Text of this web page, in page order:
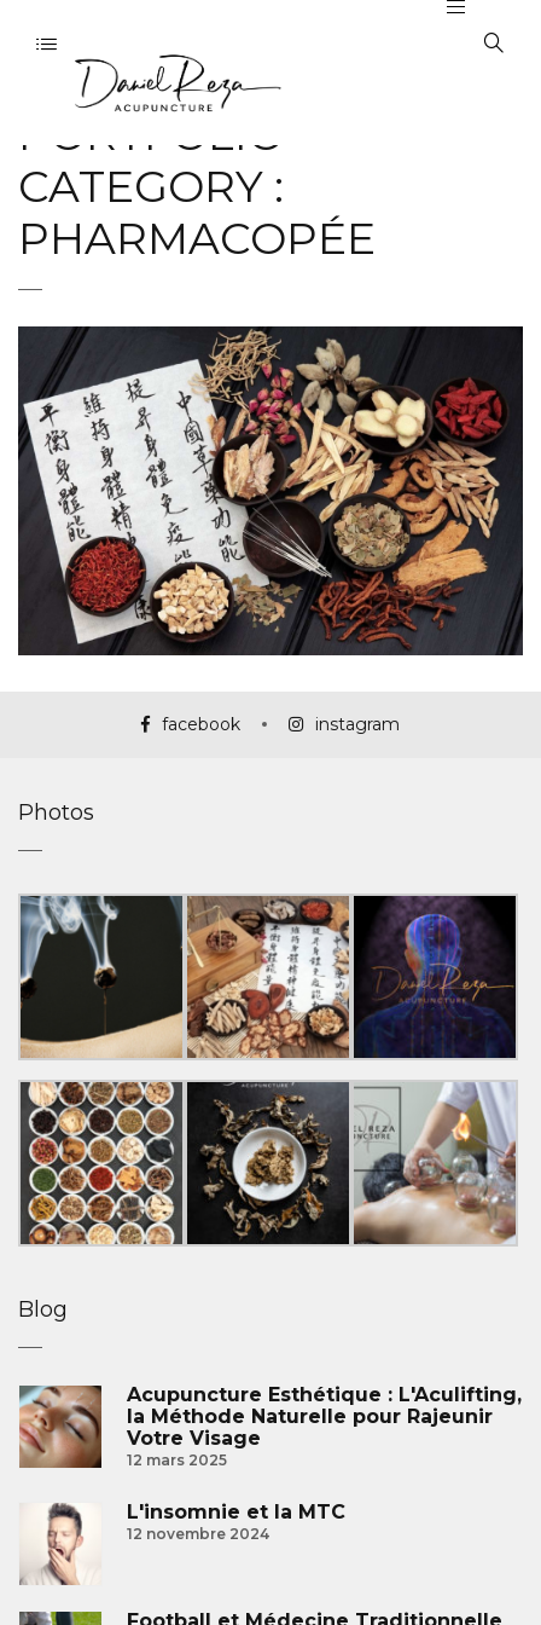
PORTFOLIO
CATEGORY :
PHARMACOPÉE
facebook instagram
Photos
Blog
Acupuncture Esthétique : L'Aculifting,
la Méthode Naturelle pour Rajeunir
Votre Visage
12 mars 2025
L'insomnie et la MTC
12 novembre 2024
Football et Médecine Traditionnelle